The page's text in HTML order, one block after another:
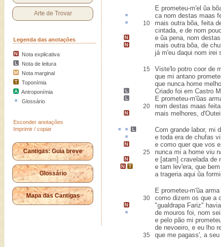
Arte de Trovar
Legenda das anotações
Nota explicativa
Nota de leitura
Nota marginal
Toponímia
Antroponímia
Glossário
Esconder anotações
Imprimir / copiar
Cantigas: Guia breve
Glossário
Mapa das Cantigas
E prometeu-m'el ũa
canom destas maas
10
mais outra bõa, feita
cintada, e de nom
e ũa pena, nom
mais outra bõa, de
já m'eu daqui nom irei
15
Viste'lo potro coor de
que mi antano
que nunca home
Criado foi em Castro
E prometeu-m'ũas
20
nom destas maas
mais melhores,
Com grande labor, mi
e toda era de chufas
e como quer que vos
25
nunca mi a home viu
e [atam] cravelada de
e tam lev'era, que
a trageria aqui ũa
E prometeu-m'ũa
30
como dizem os que a
"gualdrapa Fariz"
de mouros foi, nom sei
e pelo pão mi
de nevoeiro, e eu lho
35 que me pagass', a